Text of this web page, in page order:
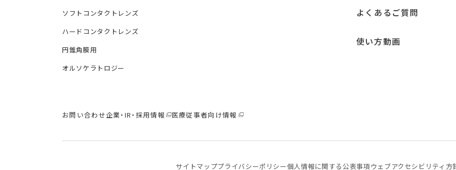
ソフトコンタクトレンズ
ハードコンタクトレンズ
円錐角膜用
オルソケラトロジー
よくあるご質問
使い方動画
お問い合わせ企業・IR・採用情報 医療従事者向け情報
サイトマッププライバシーポリシー個⼈情報に関する公表事項 ウェブアクセシビリティ方